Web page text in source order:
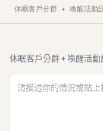
如何使用非活躍客戶
休眠客戶分群 + 喚醒活動
休眠客戶分群 + 喚醒活